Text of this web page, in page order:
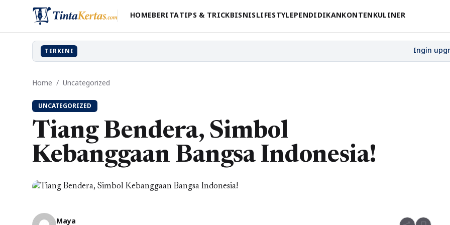
HOMEBERITATIPS & TRICKBISNISLIFESTYLEPENDIDIKANKONTENKULINER
TERKINI
Home / Uncategorized
UNCATEGORIZED
Tiang Bendera, Simbol
Kebanggaan Bangsa Indonesia!
Maya